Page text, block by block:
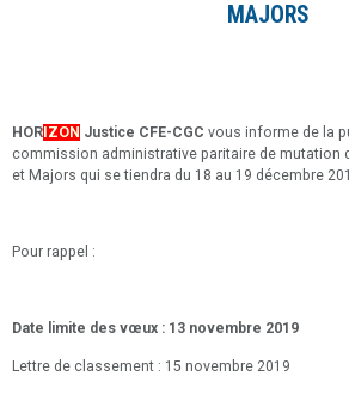
MAJORS
HOR IZON Justice CFE-CGC vous informe de la
commission administrative paritaire de mutation
et Majors qui se tiendra du 18 au 19 décembre
Pour rappel :
Date limite des vœux : 13 novembre 2019
Lettre de classement : 15 novembre 2019